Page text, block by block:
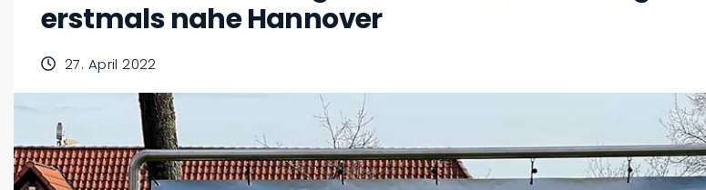
erstmals nahe Hannover
27. April 2022